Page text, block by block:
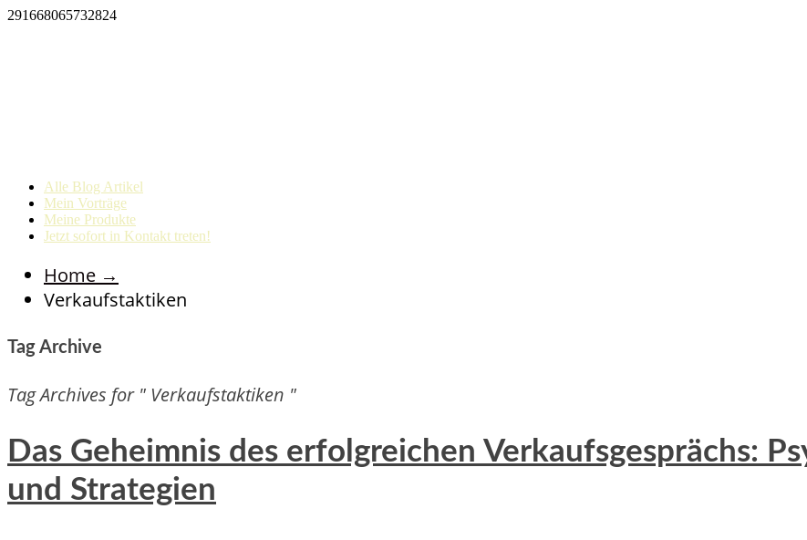
291668065732824
Alle Blog Artikel
Mein Vorträge
Meine Produkte
Jetzt sofort in Kontakt treten!
Home →
Verkaufstaktiken
Tag Archive
Tag Archives for " Verkaufstaktiken "
Das Geheimnis des erfolgreichen Verkaufsgesprächs:
und Strategien